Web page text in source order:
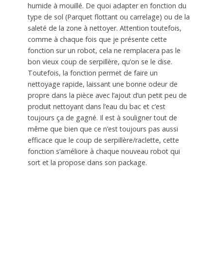
humide à mouillé. De quoi adapter en fonction du
type de sol (Parquet flottant ou carrelage) ou de la
saleté de la zone à nettoyer. Attention toutefois,
comme à chaque fois que je présente cette
fonction sur un robot, cela ne remplacera pas le
bon vieux coup de serpillère, qu’on se le dise.
Toutefois, la fonction permet de faire un
nettoyage rapide, laissant une bonne odeur de
propre dans la pièce avec l’ajout d’un petit peu de
produit nettoyant dans l’eau du bac et c’est
toujours ça de gagné. Il est à souligner tout de
même que bien que ce n’est toujours pas aussi
efficace que le coup de serpillère/raclette, cette
fonction s’améliore à chaque nouveau robot qui
sort et la propose dans son package.